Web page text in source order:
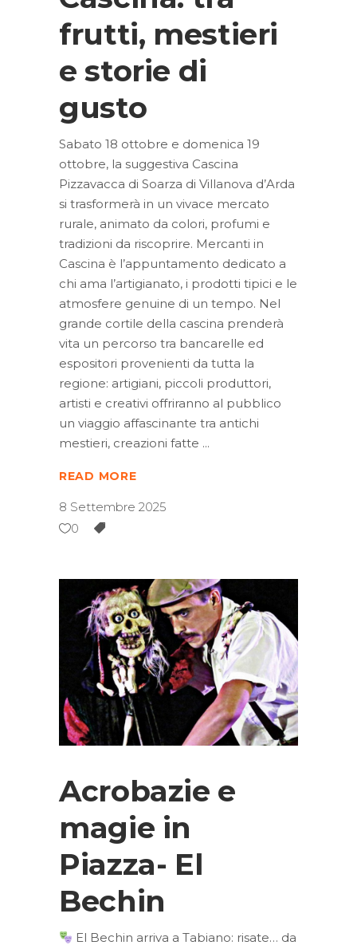
frutti, mestieri
e storie di
gusto
Sabato 18 ottobre e domenica 19
ottobre, la suggestiva Cascina
Pizzavacca di Soarza di Villanova d’Arda
si trasformerà in un vivace mercato
rurale, animato da colori, profumi e
tradizioni da riscoprire. Mercanti in
Cascina è l’appuntamento dedicato a
chi ama l’artigianato, i prodotti tipici e le
atmosfere genuine di un tempo. Nel
grande cortile della cascina prenderà
vita un percorso tra bancarelle ed
espositori provenienti da tutta la
regione: artigiani, piccoli produttori,
artisti e creativi offriranno al pubblico
un viaggio affascinante tra antichi
mestieri, creazioni fatte
READ MORE
8 Settembre 2025
0
Acrobazie e
magie in
Piazza- El
Bechin
El Bechin arriva a Tabiano: risate… da